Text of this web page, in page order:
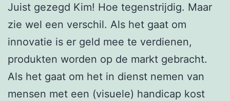
Juist gezegd Kim! Hoe tegenstrijdig. Maar
zie wel een verschil. Als het gaat om
innovatie is er geld mee te verdienen,
produkten worden op de markt gebracht.
Als het gaat om het in dienst nemen van
mensen met een (visuele) handicap kost